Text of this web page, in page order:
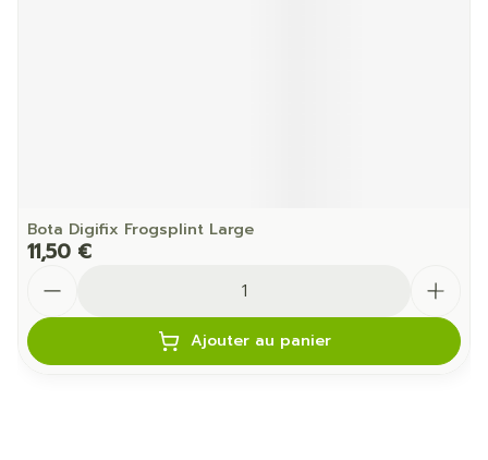
Bota Digifix Frogsplint Large
11,50 €
Ajouter au panier